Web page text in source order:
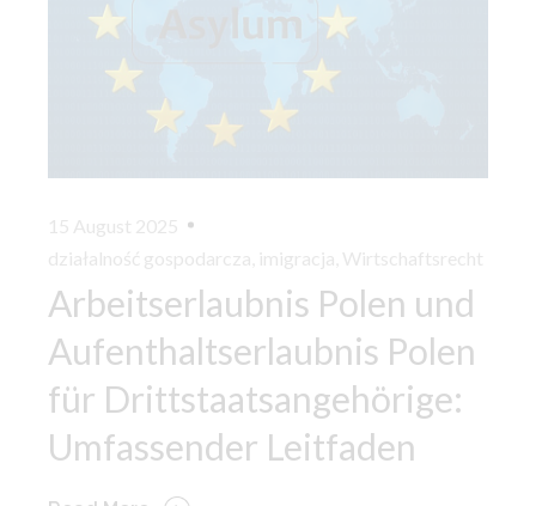
15 August 2025
działalność gospodarcza imigracja Wirtschaftsrecht
Arbeitserlaubnis Polen und
Aufenthaltserlaubnis Polen
für Drittstaatsangehörige:
Umfassender Leitfaden